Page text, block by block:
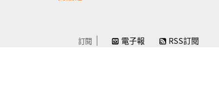
訂閱 電子報 RSS訂閱